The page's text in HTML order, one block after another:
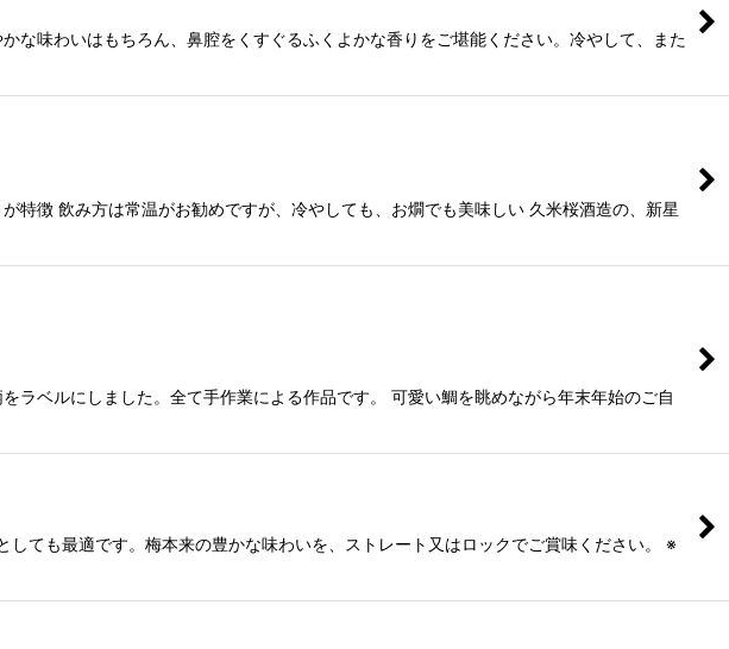
味わいはもちろん、鼻腔をくすぐるふくよかな香りをご堪能ください。冷やして、また
徴 飲み方は常温がお勧めですが、冷やしても、お燗でも美味しい 久米桜酒造の、新星
ベルにしました。全て手作業による作品です。 可愛い鯛を眺めながら年末年始のご自
ても最適です。梅本来の豊かな味わいを、ストレート又はロックでご賞味ください。 ※